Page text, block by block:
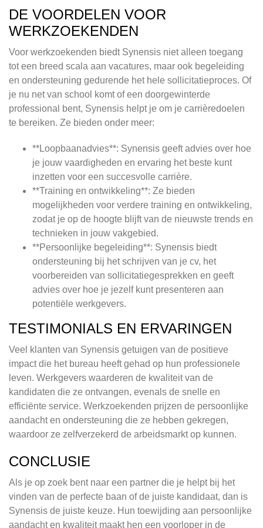
DE VOORDELEN VOOR
WERKZOEKENDEN
Voor werkzoekenden biedt Synensis niet alleen toegang
tot een breed scala aan vacatures, maar ook begeleiding
en ondersteuning gedurende het hele sollicitatieproces. Of
je nu net van school komt of een doorgewinterde
professional bent, Synensis helpt je om je carrièredoelen
te bereiken. Ze bieden onder meer:
**Loopbaanadvies**: Synensis geeft advies over hoe
je jouw vaardigheden en ervaring het beste kunt
inzetten voor een succesvolle carrière.
**Training en ontwikkeling**: Ze bieden
mogelijkheden voor verdere training en ontwikkeling,
zodat je op de hoogte blijft van de nieuwste trends en
technieken in jouw vakgebied.
**Persoonlijke begeleiding**: Synensis biedt
ondersteuning bij het schrijven van je cv, het
voorbereiden van sollicitatiegesprekken en geeft
advies over hoe je jezelf kunt presenteren aan
potentiële werkgevers.
TESTIMONIALS EN ERVARINGEN
Veel klanten van Synensis getuigen van de positieve
impact die het bureau heeft gehad op hun professionele
leven. Werkgevers waarderen de kwaliteit van de
kandidaten die ze ontvangen, evenals de snelle en
efficiënte service. Werkzoekenden prijzen de persoonlijke
aandacht en ondersteuning die ze hebben gekregen,
waardoor ze zelfverzekerd de arbeidsmarkt op kunnen.
CONCLUSIE
Als je op zoek bent naar een partner die je helpt bij het
vinden van de perfecte baan of de juiste kandidaat, dan is
Synensis de juiste keuze. Hun toewijding aan persoonlijke
aandacht en kwaliteit maakt hen een voorloper in de